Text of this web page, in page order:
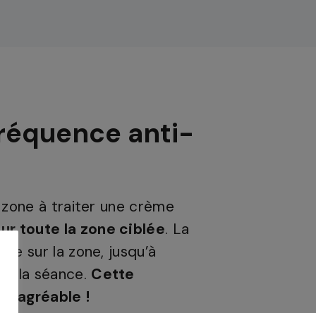
anti-
à traiter une crème
toute la zone ciblée. La
sur la zone, jusqu’à
la séance. Cette
agréable !